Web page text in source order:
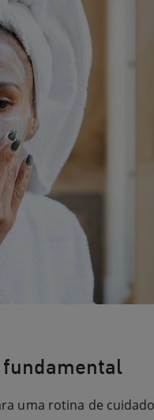
fundamental
uma rotina de